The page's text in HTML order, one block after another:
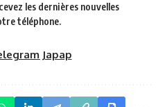
les dernières nouvelles
téléphone.
Japap